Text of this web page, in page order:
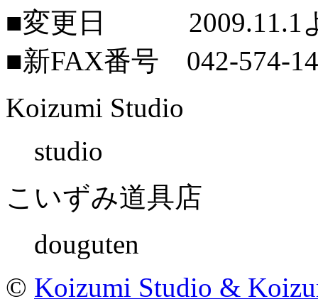
■変更日 2009.11.1
■新FAX番号 042-574-
Koizumi Studio
studio
こいずみ道具店
douguten
© Koizumi Studio &